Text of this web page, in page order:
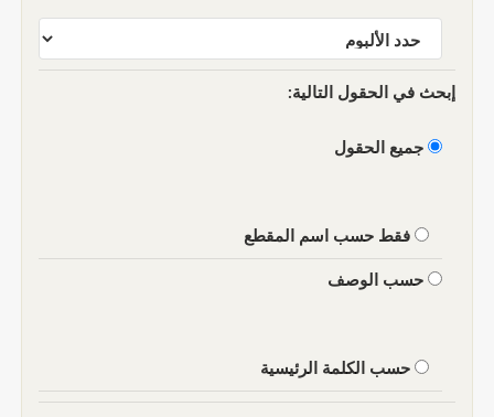
إبحث في الحقول التالية:
جميع الحقول
فقط حسب اسم المقطع
حسب الوصف
حسب الكلمة الرئيسية